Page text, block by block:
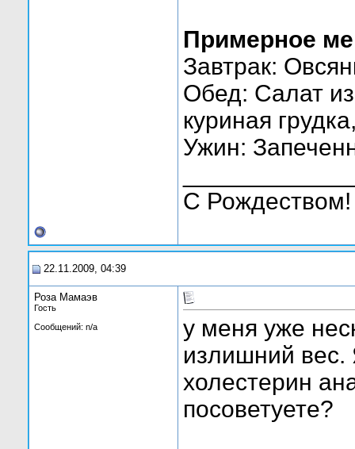
Примерное
Завтрак:
Обед: Салат
куриная
Ужин:
С Рождеством!
22.11.2009, 04:39
Роза Мамаэв
Гость
Сообщений: n/a
у меня уже
излишний вес.
холестерин
посоветуете?